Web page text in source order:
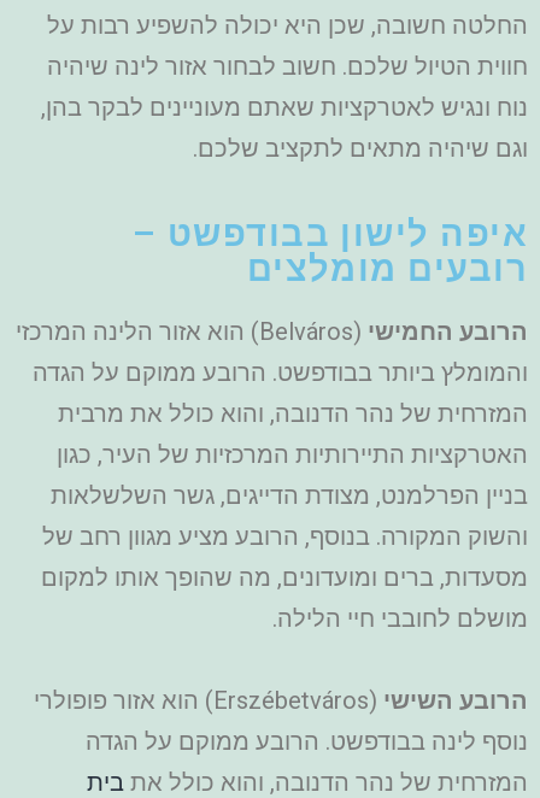
החלטה חשובה, שכן היא יכולה להשפיע רבות על
חווית הטיול שלכם. חשוב לבחור אזור לינה שיהיה
נוח ונגיש לאטרקציות שאתם מעוניינים לבקר בהן,
וגם שיהיה מתאים לתקציב שלכם.
איפה לישון בבודפשט –
רובעים מומלצים
הרובע החמישי
(Belváros) הוא אזור הלינה המרכזי
והמומלץ ביותר בבודפשט. הרובע ממוקם על הגדה
המזרחית של נהר הדנובה, והוא כולל את מרבית
האטרקציות התיירותיות המרכזיות של העיר, כגון
בניין הפרלמנט, מצודת הדייגים, גשר השלשלאות
והשוק המקורה. בנוסף, הרובע מציע מגוון רחב של
מסעדות, ברים ומועדונים, מה שהופך אותו למקום
מושלם לחובבי חיי הלילה.
הרובע השישי
(Erszébetváros) הוא אזור פופולרי
נוסף לינה בבודפשט. הרובע ממוקם על הגדה
המזרחית של נהר הדנובה, והוא כולל את בית